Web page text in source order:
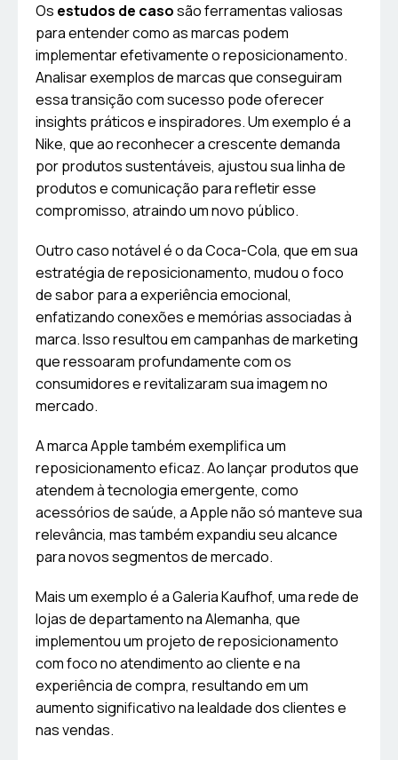
Os estudos de casosão ferramentas valiosas
para entender como as marcas podem
implementar efetivamente o reposicionamento.
Analisar exemplos de marcas que conseguiram
essa transição com sucesso pode oferecer
insights práticos e inspiradores. Um exemplo é a
Nike, que ao reconhecer a crescente demanda
por produtos sustentáveis, ajustou sua linha de
produtos e comunicação para refletir esse
compromisso, atraindo um novo público.
Outro caso notável é o da Coca-Cola, que em sua
estratégia de reposicionamento, mudou o foco
de sabor para a experiência emocional,
enfatizando conexões e memórias associadas à
marca. Isso resultou em campanhas de marketing
que ressoaram profundamente com os
consumidores e revitalizaram sua imagem no
mercado.
A marca Apple também exemplifica um
reposicionamento eficaz. Ao lançar produtos que
atendem à tecnologia emergente, como
acessórios de saúde, a Apple não só manteve sua
relevância, mas também expandiu seu alcance
para novos segmentos de mercado.
Mais um exemplo é a Galeria Kaufhof, uma rede de
lojas de departamento na Alemanha, que
implementou um projeto de reposicionamento
com foco no atendimento ao cliente e na
experiência de compra, resultando em um
aumento significativo na lealdade dos clientes e
nas vendas.